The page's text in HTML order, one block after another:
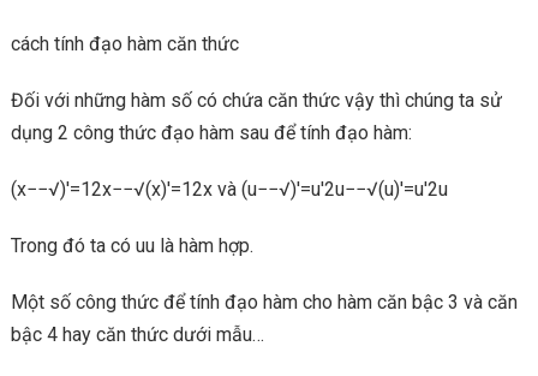
cách tính đạo hàm căn thức
Đối với những hàm số có chứa căn thức vậy thì chúng ta sử
dụng 2 công thức đạo hàm sau để tính đạo hàm:
(x−−√)′=12x−−√(x)′=12x và (u−−√)′=u′2u−−√(u)′=u′2u
Trong đó ta có uu là hàm hợp.
Một số công thức để tính đạo hàm cho hàm căn bậc 3 và căn
bậc 4 hay căn thức dưới mẫu…